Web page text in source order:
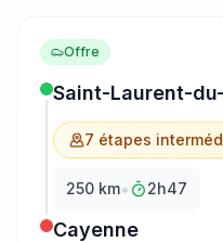
Offre
Saint-Laurent-
7 étapes
250 km• 2h47
Cayenne